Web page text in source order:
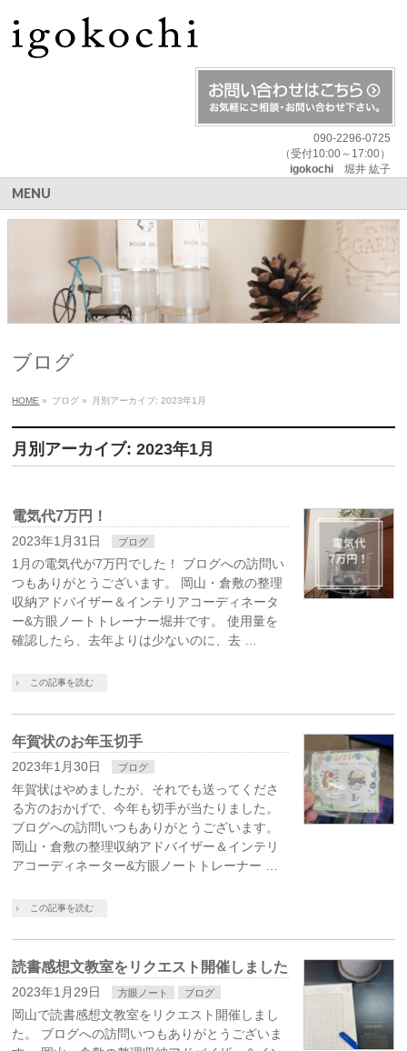
090-2296-0725
（受付10:00～17:00）
igokochi堀井 紘子
MENU
ブログ
HOME » ブログ » 月別アーカイブ: 2023年1月
月別アーカイブ: 2023年1月
電気代7万円！
2023年1月31日 ブログ
1月の電気代が7万円でした！ ブログへの訪問い
つもありがとうございます。 岡山・倉敷の整理
収納アドバイザー＆インテリアコーディネータ
ー&方眼ノートトレーナー堀井です。 使用量を
確認したら、去年よりは少ないのに、去 …
この記事を読む
年賀状のお年玉切手
2023年1月30日 ブログ
年賀状はやめましたが、それでも送ってくださ
る方のおかげで、今年も切手が当たりました。
ブログへの訪問いつもありがとうございます。
岡山・倉敷の整理収納アドバイザー＆インテリ
アコーディネーター&方眼ノートトレーナー …
この記事を読む
読書感想文教室をリクエスト開催しました
2023年1月29日 方眼ノート ブログ
岡山で読書感想文教室をリクエスト開催しまし
た。 ブログへの訪問いつもありがとうございま